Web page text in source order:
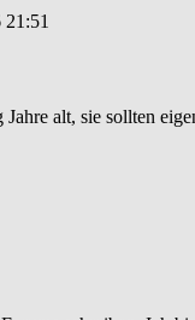
alt, sie sollten